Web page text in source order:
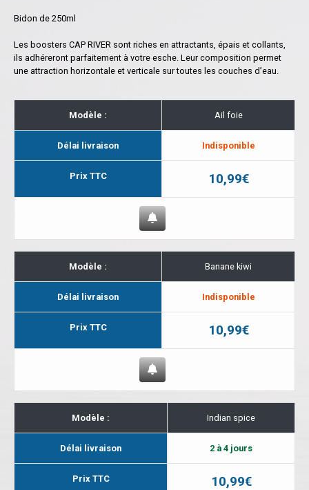
Bidon de 250ml
Les boosters CAP RIVER sont riches en attractants, épais et collants,
ils adhéreront parfaitement à votre esche. Leur composition permet
une attraction horizontale et verticale sur toutes les couches d’eau.
Modèle : Ail foie
Délai livraison Indisponible
Prix TTC 10,99€
Modèle : Banane kiwi
Délai livraison Indisponible
Prix TTC 10,99€
Modèle : Indian spice
Délai livraison 2 à 4 jours
Prix TTC 10,99€